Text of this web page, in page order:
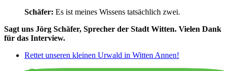
Schäfer: Es ist meines Wissens tatsächlich zwei.
Sagt uns Jörg Schäfer, Sprecher der Stadt Witten. Vielen Dank
für das Interview.
Rettet unseren kleinen Urwald in Witten Annen!